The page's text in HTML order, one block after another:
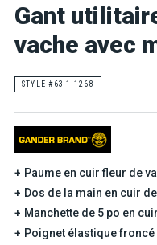
Gant
vache avec
STYLE #63-1-1268
Paume en cuir fleur de
Dos de la main en cuir
Manchette de 5 po en
Poignet élastique froncé